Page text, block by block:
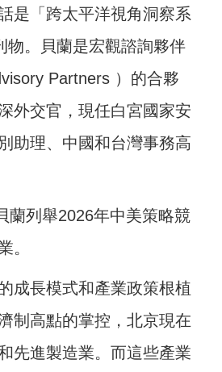
是「跨太平洋視角洞察系
物。貝蘭是宏觀諮詢夥伴
Partners ）的合夥
外交官，現任白宮國家安
助理、中國和台灣事務高
蘭列舉2026年中美策略競
。
成長模式和產業政策根植
制高點的掌控，北京現在
先進製造業。而這些產業